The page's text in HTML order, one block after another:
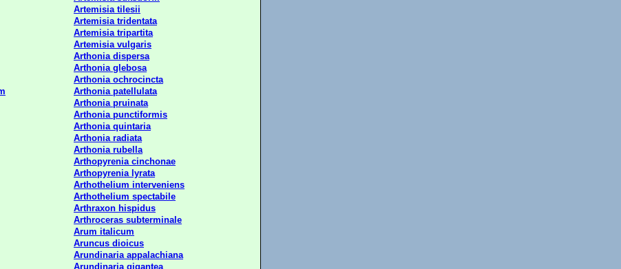
Artemisia tilesii
Artemisia tridentata
Artemisia tripartita
Artemisia vulgaris
Arthonia dispersa
Arthonia glebosa
Arthonia ochrocincta
Arthonia patellulata
Arthonia pruinata
Arthonia punctiformis
Arthonia quintaria
Arthonia radiata
Arthonia rubella
Arthopyrenia cinchonae
Arthopyrenia lyrata
Arthothelium interveniens
Arthothelium spectabile
Arthraxon hispidus
Arthroceras subterminale
Arum italicum
Aruncus dioicus
Arundinaria appalachiana
Arundinaria gigantea